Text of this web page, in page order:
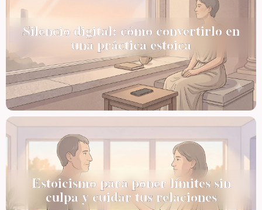
Silencio digital: cómo convertirlo en
una práctica estoica
Estoicismo para poner límites sin
culpa y cuidar tus relaciones